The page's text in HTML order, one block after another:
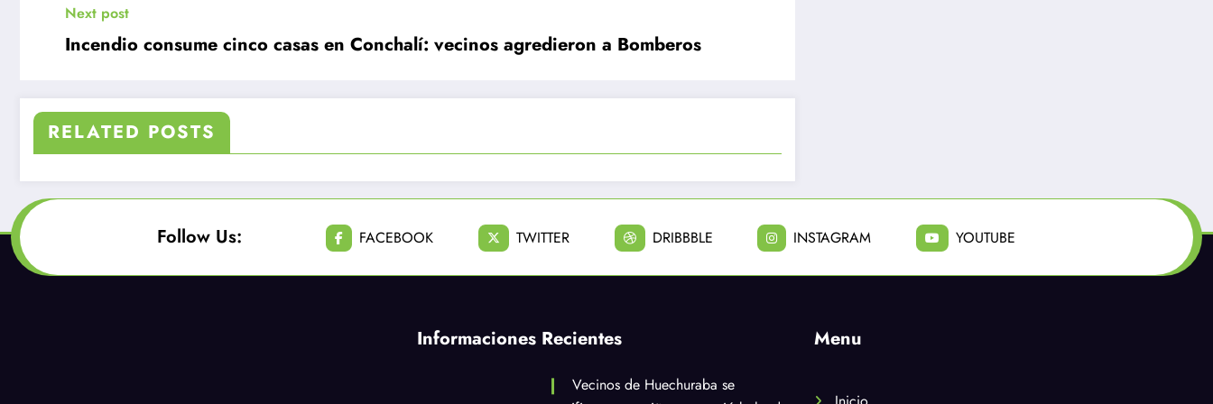
Next post
Incendio consume cinco casas en Conchalí: vecinos agredieron a Bomberos
RELATED POSTS
Follow Us: FACEBOOK TWITTER DRIBBBLE INSTAGRAM YOUTUBE
Informaciones Recientes
Vecinos de Huechuraba se
Menu